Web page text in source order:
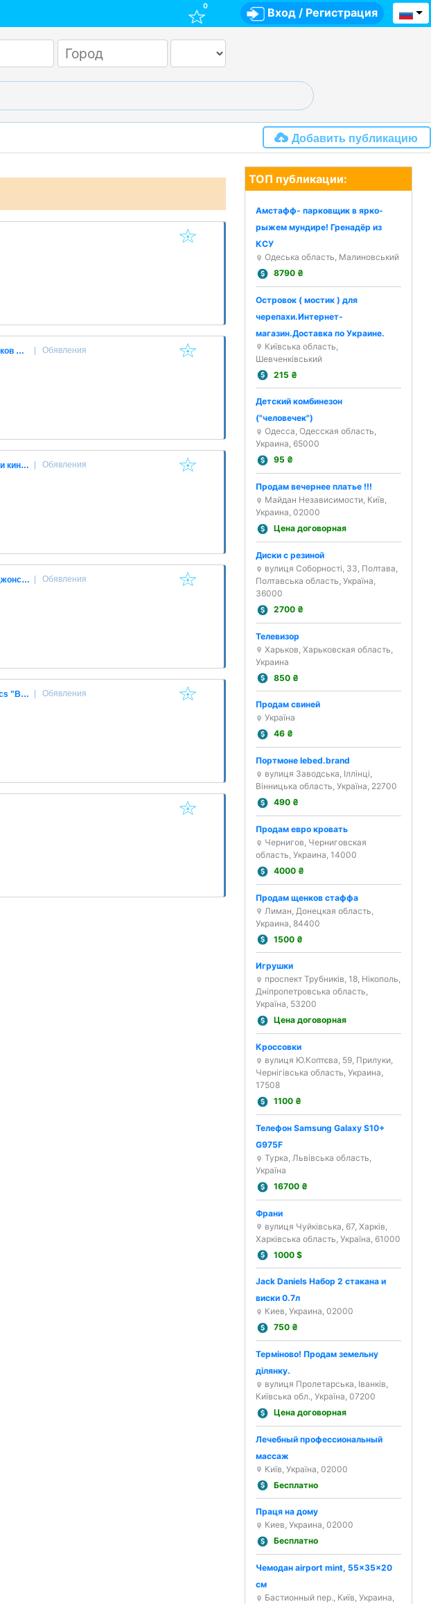
0 Вход / Регистрация
Добавить публикацию
Продам недорого кейс Digital для 48-ми дисков CD. Обявления
Продам отличную коллекцию DVD. Музыка и кино. 167 шт. Торг. Обявления
Продам редкий 2-х дисковый BD Индиана Джонс и Королевство Хрустального Черепа. Обявления
Продам фирменный CD Mike & The Mechanics "Baggar on the beach of gold"(1995) Virgin. Обявления
ТОП публикации:
Амстафф- парковщик в ярко-
рыжем мундире! Гренадёр из
КСУ
Одеська область, Малиновський
8790 ₴
Островок ( мостик ) для
черепахи.Интернет-
магазин.Доставка по Украине.
Київська область,
Шевченківський
215 ₴
Детский комбинезон
("человечек")
Одесса, Одесская область,
Украина, 65000
95 ₴
Продам вечернее платье !!!
Майдан Независимости, Київ,
Украина, 02000
Цена договорная
Диски с резиной
вулиця Соборності, 33, Полтава,
Полтавська область, Україна,
36000
2700 ₴
Телевизор
Харьков, Харьковская область,
Украина
850 ₴
Продам свиней
Україна
46 ₴
Портмоне lebed.brand
вулиця Заводська, Іллінці,
Вінницька область, Україна, 22700
490 ₴
Продам евро кровать
Чернигов, Черниговская
область, Украина, 14000
4000 ₴
Продам щенков стаффа
Лиман, Донецкая область,
Украина, 84400
1500 ₴
Игрушки
проспект Трубників, 18, Нікополь,
Дніпропетровська область,
Україна, 53200
Цена договорная
Кроссовки
вулиця Ю.Коптєва, 59, Прилуки,
Чернігівська область, Украина,
17508
1100 ₴
Телефон Samsung Galaxy S10+
G975F
Турка, Львівська область,
Україна
16700 ₴
Франи
вулиця Чуйківська, 67, Харків,
Харківська область, Україна, 61000
1000$
Jack Daniels Набор 2 стакана и
виски 0.7л
Киев, Украина, 02000
750 ₴
Терміново! Продам земельну
ділянку.
вулиця Пролетарська, Іванків,
Київська обл., Україна, 07200
Цена договорная
Лечебный профессиональный
массаж
Київ, Україна, 02000
Бесплатно
Праця на дому
Киев, Украина, 02000
Бесплатно
Чемодан airport mint, 55x35x20
см
Бастионный пер., Київ, Украина,